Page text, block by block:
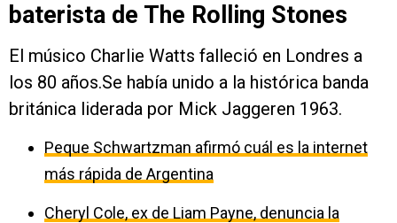
baterista de The Rolling Stones
El músico Charlie Watts falleció en Londres a
los 80 años.Se había unido a la histórica banda
británica liderada por Mick Jaggeren 1963.
Peque Schwartzman afirmó cuál es la internet
más rápida de Argentina
Cheryl Cole, ex de Liam Payne, denuncia la